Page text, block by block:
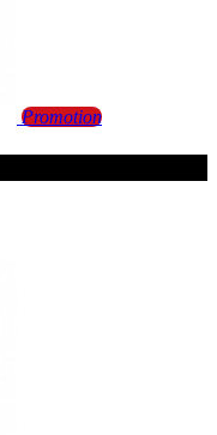
Promotion